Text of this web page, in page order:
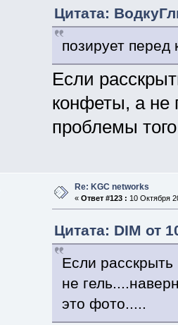
Цитата:
позирует перед
Если
конфеты, а не
проблемы
Re: KGC networks
« Ответ #123 : 10 Октября
Цитата: DIM от
Если
не
это фото.....